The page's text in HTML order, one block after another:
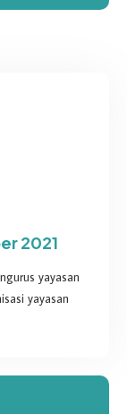
2021
yayasan
yayasan